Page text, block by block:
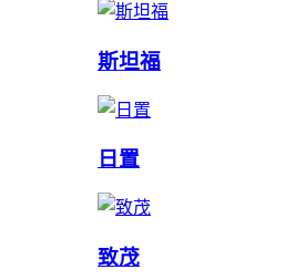
斯坦福
日置
致茂